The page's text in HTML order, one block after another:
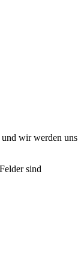
und wir werden uns
sind